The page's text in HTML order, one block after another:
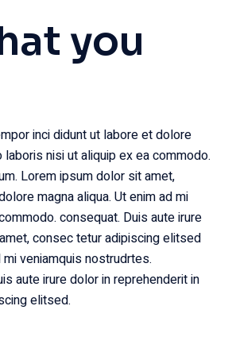
you
inci didunt ut labore et dolore
nisi ut aliquip ex ea commodo.
Lorem ipsum dolor sit amet,
magna aliqua. Ut enim ad mi
consequat. Duis aute irure
consec tetur adipiscing elitsed
veniamquis nostrudrtes.
aute irure dolor in reprehenderit in
elitsed.